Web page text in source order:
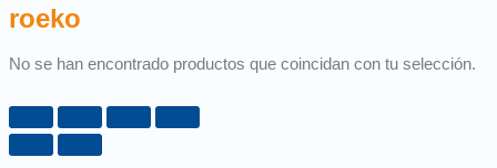
roeko
No se han encontrado productos que coincidan con tu selección.